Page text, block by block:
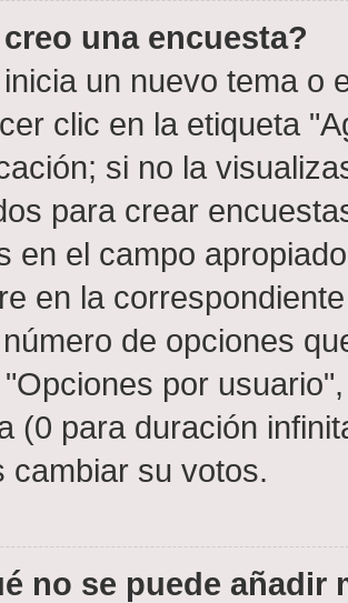
una encuesta?
un nuevo tema o
clic en la etiqueta
si no la
para crear
en el campo
en la
de opciones
por
(0 para duración
cambiar su votos.
no se puede añadir